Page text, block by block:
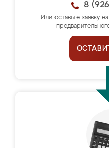
8
Или оставьте заявку